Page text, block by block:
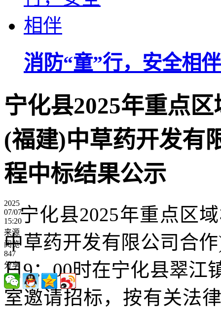
消防“童”行，安全相伴
宁化县2025年重点
(福建)中草药开发有
程中标结果公示
2025
07/07
15:20
来源
阅览
847
分享
宁化县2025年重点区
中草药开发有限公司合
日9：00时在宁化县翠江
室邀请招标，按有关法